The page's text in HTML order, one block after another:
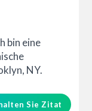
bin eine
NY.
Sie Zitat